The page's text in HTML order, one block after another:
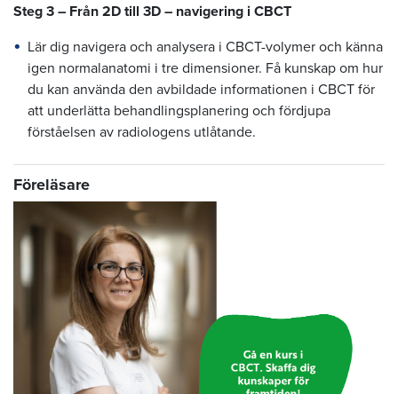
Steg 3 – Från 2D till 3D – navigering i CBCT
Lär dig navigera och analysera i CBCT-volymer och känna
igen normalanatomi i tre dimensioner. Få kunskap om hur
du kan använda den avbildade informationen i CBCT för
att underlätta behandlingsplanering och fördjupa
förståelsen av radiologens utlåtande.
Föreläsare